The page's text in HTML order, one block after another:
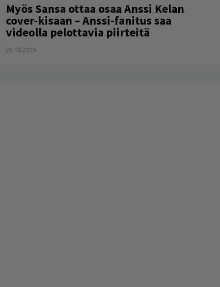
Myös Sansa ottaa osaa Anssi Kelan
cover-kisaan – Anssi-fanitus saa
videolla pelottavia piirteitä
26.10.2015